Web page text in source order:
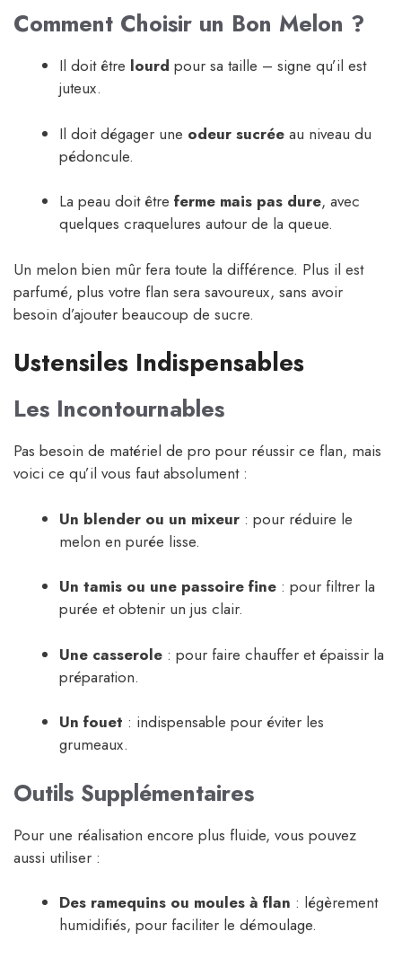
Comment Choisir un Bon Melon ?
Il doit être lourd pour sa taille – signe qu’il est
juteux.
Il doit dégager une odeur sucrée au niveau du
pédoncule.
La peau doit être ferme mais pas dure, avec
quelques craquelures autour de la queue.
Un melon bien mûr fera toute la différence. Plus il est
parfumé, plus votre flan sera savoureux, sans avoir
besoin d’ajouter beaucoup de sucre.
Ustensiles Indispensables
Les Incontournables
Pas besoin de matériel de pro pour réussir ce flan, mais
voici ce qu’il vous faut absolument :
Un blender ou un mixeur : pour réduire le
melon en purée lisse.
Un tamis ou une passoire fine : pour filtrer la
purée et obtenir un jus clair.
Une casserole : pour faire chauffer et épaissir la
préparation.
Un fouet : indispensable pour éviter les
grumeaux.
Outils Supplémentaires
Pour une réalisation encore plus fluide, vous pouvez
aussi utiliser :
Des ramequins ou moules à flan : légèrement
humidifiés, pour faciliter le démoulage.